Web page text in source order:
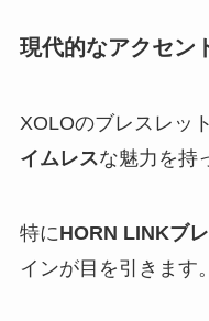
現代的なアクセン
XOLOのブレスレット
イムレスな魅力を持
特にHORN LINKブ
インが目を引きます。